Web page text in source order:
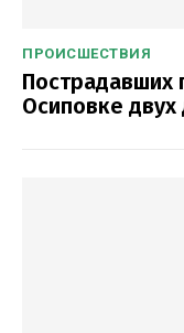
ПРОИСШЕСТВИЯ
Пострадавших
Осиповке